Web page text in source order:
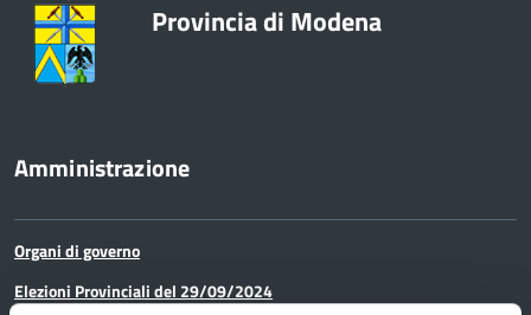
Provincia di Modena
Amministrazione
Organi di governo
Elezioni Provinciali del 29/09/2024